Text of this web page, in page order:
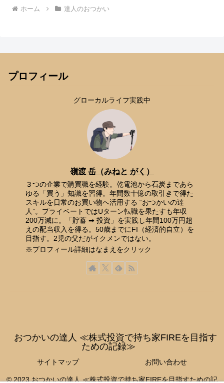
ホーム 達人のおつかい
プロフィール
グローカルライフ実践中
嶺渡 岳（みねと がく）
３つの企業で購買職を経験。乾電池から石炭まであら
ゆる「買う」知識を習得。年間数十億の取引きで得た
スキルを日常のお買い物へ活用する “おつかいの達
人”。プライベートではUターン転職を果たすも年収
200万減に。「貯蓄 ➡ 投資」を実践し年間100万円超
えの配当収入を得る。50歳までにFI（経済的自立）を
目指す。2児の父だがイクメンではない。
※プロフィール詳細はなまえをクリック
おつかいの達人 ≪株式投資で持ち家FIREを目指す
ための記録≫
サイトマップ お問い合わせ
© 2023 おつかいの達人 ≪株式投資で持ち家FIREを目指すための記